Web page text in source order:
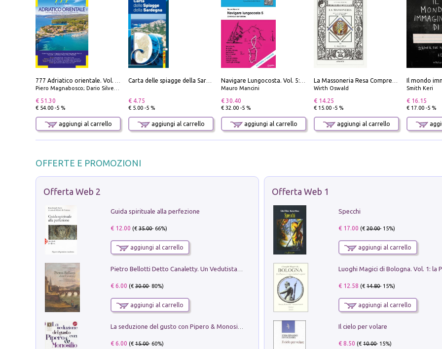
Piero Magnabosco; Dario Silvestro; Marco Sbrizzi
€ 51.30
€ 54.00 -5 %
aggiungi al carrello
€ 4.75
€ 5.00 -5 %
aggiungi al carrello
Mauro Mancini
€ 30.40
€ 32.00 -5 %
aggiungi al carrello
Wirth Oswald
€ 14.25
€ 15.00 -5 %
aggiungi al carrello
Il mondo
Smith Keri
€ 16.15
€ 17.00 -5 %
OFFERTE E PROMOZIONI
Offerta Web 2
Guida spirituale alla perfezione
€ 12.00 (€35.00- 66%)
aggiungi al carrello
€ 6.00 (€30.00- 80%)
aggiungi al carrello
€ 6.00 (€15.00- 60%)
Offerta Web 1
Specchi
€ 17.00 (€20.00- 15%)
aggiungi al carrello
€ 12.58 (€14.80- 15%)
aggiungi al carrello
Il cielo per volare
€ 8.50 (€10.00- 15%)